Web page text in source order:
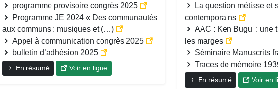
programme provisoire congrès 2025
Programme JE 2024 « Des communautés
aux communs : musiques et (…)
Appel à communication congrès 2025
bulletin d’adhésion 2025
En résumé Voir en ligne
La question métisse et
contemporains
AAC : Ken Bugul : une
les marges
Séminaire Manuscrits
Traces de mémoire
En résumé Voir en